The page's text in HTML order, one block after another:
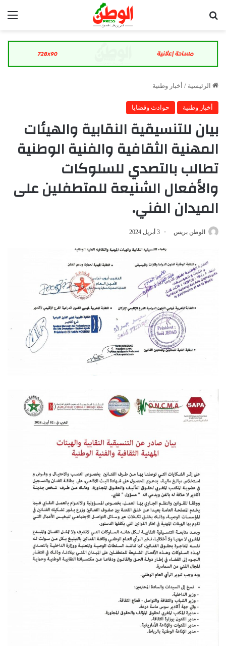
الرئيسية / أخبار وطنية
أخبار وطنية حوادث وقضايا
بیان للتنسيقية النقابية والهيئات
المهنية الثقافية والفنية الوطنية
تطالب بالتصدي للسلوكات
والأفعال الشنيعة للمتطفلين على
الميدان الفني.
الوطن بريس 3 أبريل 2024